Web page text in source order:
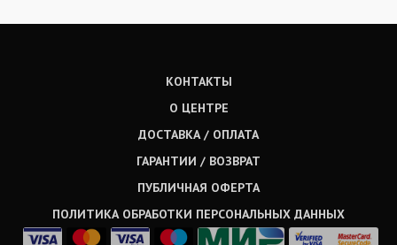
КОНТАКТЫ
О ЦЕНТРЕ
ДОСТАВКА / ОПЛАТА
ГАРАНТИИ / ВОЗВРАТ
ПУБЛИЧНАЯ ОФЕРТА
ПОЛИТИКА ОБРАБОТКИ ПЕРСОНАЛЬНЫХ ДАННЫХ